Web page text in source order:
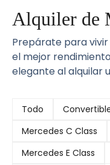
Alquiler de
Prepárate para
el mejor
elegante al alquilar
Todo
Mercedes C Class
Mercedes E Class